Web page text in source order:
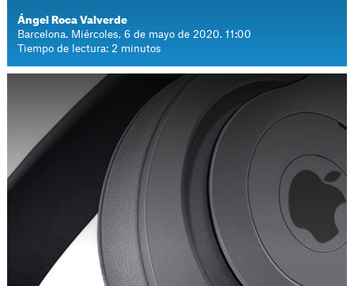
Ángel Roca Valverde
Barcelona. Miércoles, 6 de mayo de 2020. 11:00
Tiempo de lectura: 2 minutos